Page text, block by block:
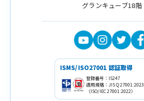
グランキューブ18階
ISMS/ISO27001 認証取得
登録番号：IS247
適用規格：JIS Q 27001:2023
（ISO/IEC 27001:2022）